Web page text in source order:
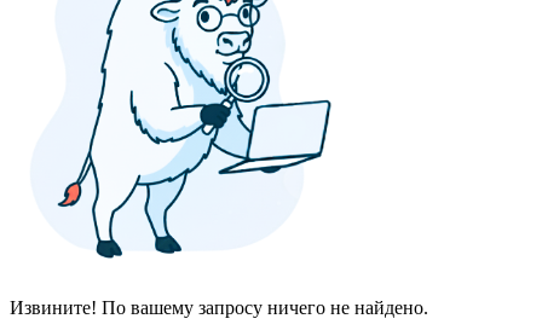
Извините! По вашему запросу ничего не найдено.